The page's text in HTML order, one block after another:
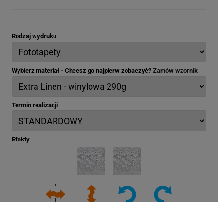
Rodzaj wydruku
Wybierz materiał - Chcesz go najpierw zobaczyć? Zamów wzornik
Termin realizacji
Efekty